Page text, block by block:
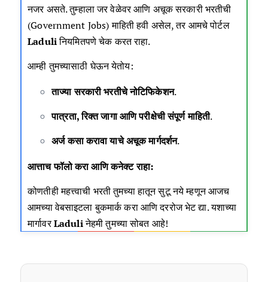
नजर असते. तुम्हाला जर वेळेवर आणि अचूक सरकारी भरतीची
(Government Jobs) माहिती हवी असेल, तर आमचे पोर्टल
Laduliनियमितपणे चेक करत राहा.
आम्ही तुमच्यासाठी घेऊन येतोय:
ताज्या सरकारी भरतीचे नोटिफिकेशन.
पात्रता, रिक्त जागा आणि परीक्षेची संपूर्ण माहिती.
अर्ज कसा करावा याचे अचूक मार्गदर्शन.
आत्ताच फॉलो करा आणि कनेक्ट राहा:
कोणतीही महत्त्वाची भरती तुमच्या हातून सुटू नये म्हणून आजच
आमच्या वेबसाइटला बुकमार्क करा आणि दररोज भेट द्या. यशाच्या
मार्गावरLaduliनेहमी तुमच्या सोबत आहे!